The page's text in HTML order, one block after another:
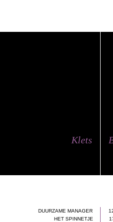
Klets
DUURZAME MANAGER
HET SPINNETJE